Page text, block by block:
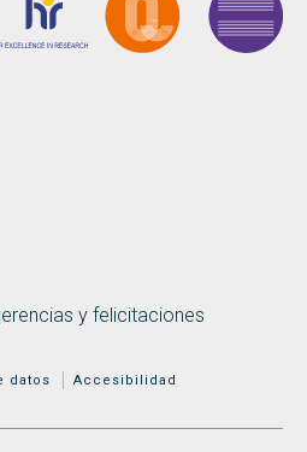
y felicitaciones
datos Accesibilidad